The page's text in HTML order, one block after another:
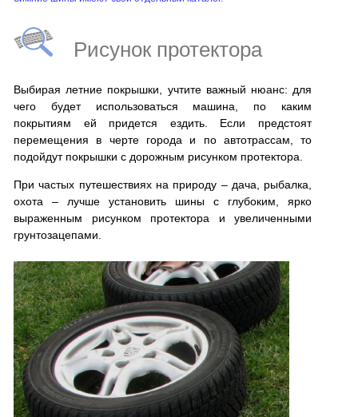
Рисунок протектора
Выбирая летние покрышки, учтите важный нюанс: для
чего будет использоваться машина, по каким
покрытиям ей придется ездить. Если предстоят
перемещения в черте города и по автотрассам, то
подойдут покрышки с дорожным рисунком протектора.
При частых путешествиях на природу – дача, рыбалка,
охота – лучше установить шины с глубоким, ярко
выраженным рисунком протектора и увеличенными
грунтозацепами.